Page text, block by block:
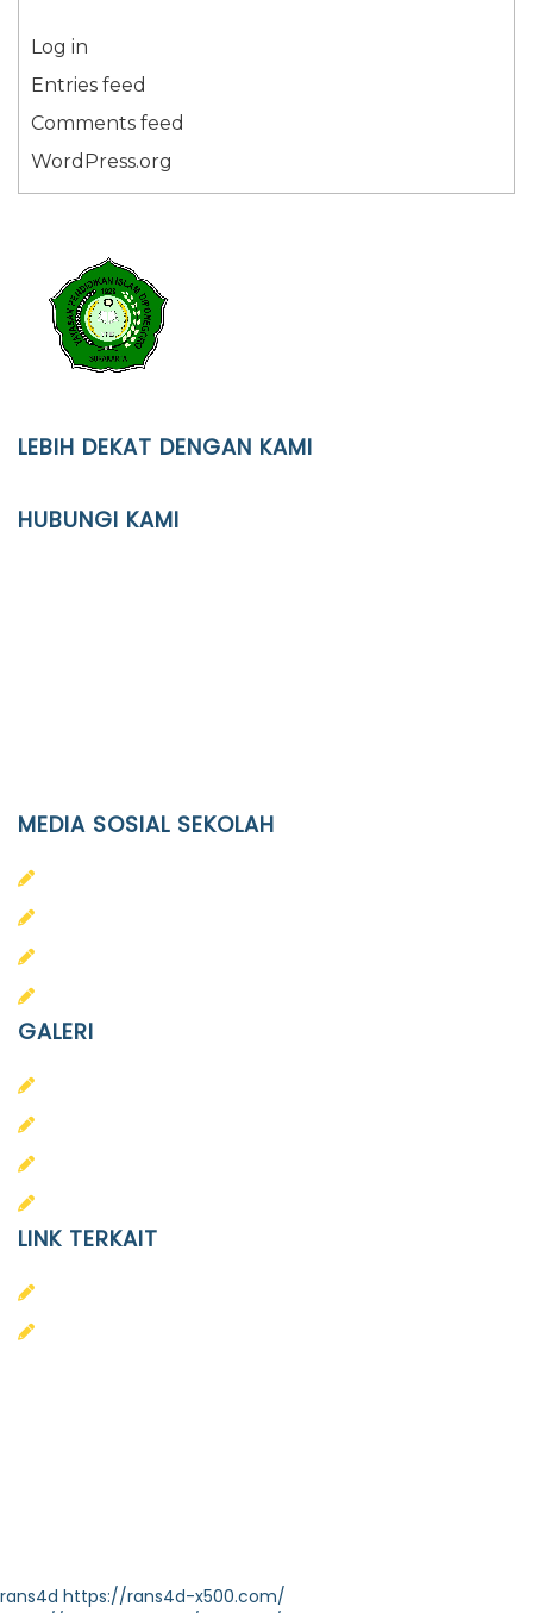
Log in
Entries feed
Comments feed
WordPress.org
LEBIH DEKAT DENGAN KAMI
HUBUNGI KAMI
MEDIA SOSIAL SEKOLAH
GALERI
LINK TERKAIT
rans4d https://rans4d-x500.com/